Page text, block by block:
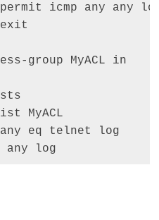
icmp any any
group MyACL in
MyACL
eq telnet log
any log